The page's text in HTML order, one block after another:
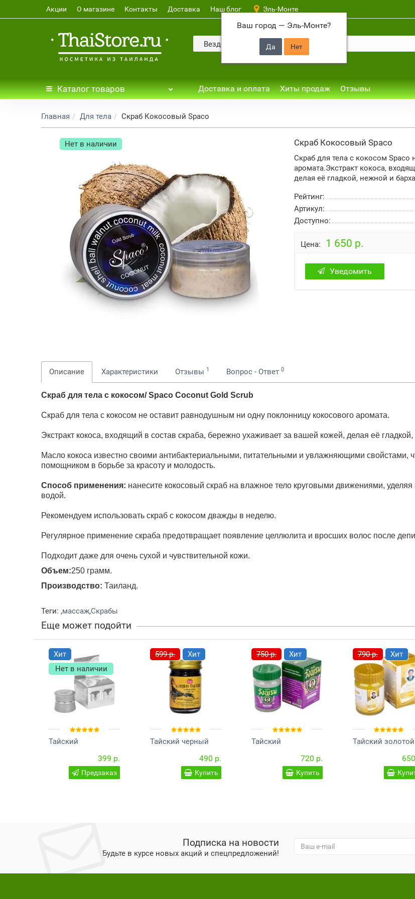
Акции О магазине Контакты Доставка Наш блог Эль-Монте
Ваш город — Эль-Монте?
Везде
Каталогтоваров Доставка и оплата Хиты продаж Отзывы
Главная Для тела Скраб Кокосовый Spaco
Нет в наличии Скраб Кокосовый Spaco
Скраб для тела с кокосом
аромата.Экстракт кокоса,
делая её гладкой, нежной и
Рейтинг:
Артикул:
Доступно:
Цена: 1 650 р.
Уведомить
Описание Характеристики Отзывы 1 Вопрос - Ответ0
Скраб для тела с кокосом/ Spaco Coconut Gold Scrub
Скраб для тела с кокосом не оставит равнодушным ни одну поклонницу кокосового аромата.
Экстракт кокоса, входящий в состав скраба, бережно ухаживает за вашей кожей, делая её
Масло кокоса известно своими антибактериальными, питательными и увлажняющими свойстами,
помощником в борьбе за красоту и молодость.
Способ применения: нанесите кокосовый скраб на влажное тело круговыми движениями,
водой.
Рекомендуем использовать скраб с кокосом дважды в неделю.
Регулярное применение скраба предотвращает появление целлюлита и вросших волос после
Подходит даже для очень сухой и чувствительной кожи.
Объем:250 грамм.
Производство: Таиланд.
Теги: ,массаж,Скрабы
Еще может подойти
Хит
Нет в наличии
Тайский
крем для интимной
зоны Isme
Whitening Leg
399 р.
Предзаказ
599 р. Хит
Тайский черный
скорпиона Banna 50
490 р.
Купить
750 р. Хит
Тайский
лемонграссом
Wang Prom 50 гр
720 р.
Купить
790 р. Хит
Тайский золотой
Подписка на новости
Будьте в курсе новых акций и спецпредложений!